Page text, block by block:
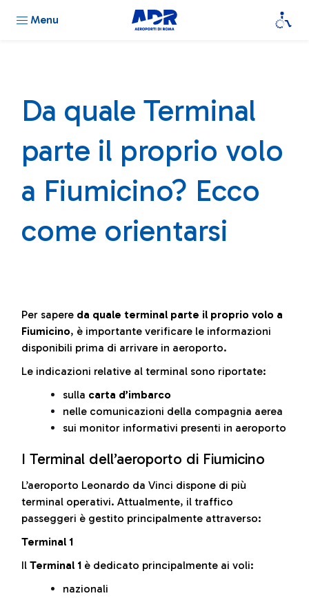
Menu
Da quale Terminal
parte il proprio volo
a Fiumicino? Ecco
come orientarsi
Per sapere da quale terminal parte il proprio volo a
Fiumicino, è importante verificare le informazioni
disponibili prima di arrivare in aeroporto.
Le indicazioni relative al terminal sono riportate:
sulla carta d’imbarco
nelle comunicazioni della compagnia aerea
sui monitor informativi presenti in aeroporto
I Terminal dell’aeroporto di Fiumicino
L’aeroporto Leonardo da Vinci dispone di più
terminal operativi. Attualmente, il traffico
passeggeri è gestito principalmente attraverso:
Terminal 1
Il Terminal 1 è dedicato principalmente ai voli:
nazionali